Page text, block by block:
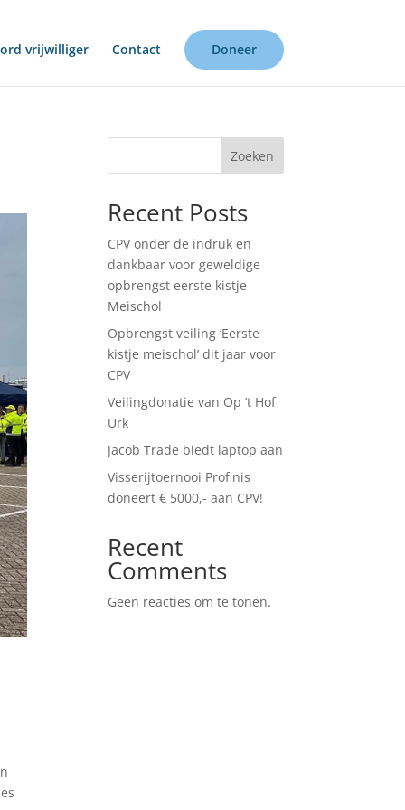
vrijwilliger Contact Doneer
Zoeken
Recent Posts
CPV onder de indruk en
dankbaar voor geweldige
opbrengst eerste kistje
Meischol
Opbrengst veiling ‘Eerste
kistje meischol’ dit jaar voor
CPV
Veilingdonatie van Op ’t Hof
Urk
Jacob Trade biedt laptop aan
Visserijtoernooi Profinis
doneert € 5000,- aan CPV!
Recent
Comments
Geen reacties om te tonen.